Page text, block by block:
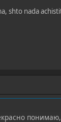
shto nada